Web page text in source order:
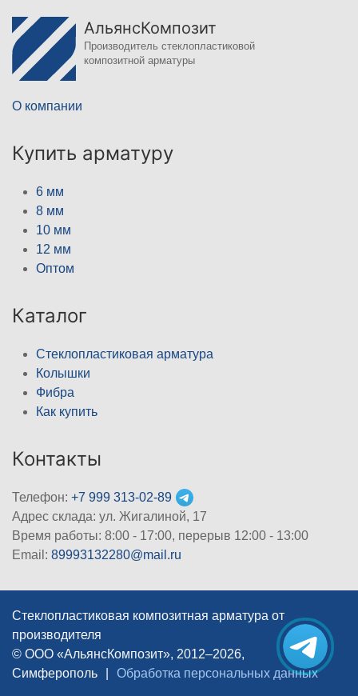
АльянсКомпозит
Производитель стеклопластиковой
композитной арматуры
О компании
Купить арматуру
6 мм
8 мм
10 мм
12 мм
Оптом
Каталог
Стеклопластиковая арматура
Колышки
Фибра
Как купить
Контакты
Телефон: +7 999 313-02-89
Адрес склада: ул. Жигалиной, 17
Время работы: 8:00 - 17:00, перерыв 12:00 - 13:00
Email: 89993132280@mail.ru
Стеклопластиковая композитная арматура от
производителя
© ООО «АльянсКомпозит», 2012–2026,
Симферополь
Обработка персональных данных